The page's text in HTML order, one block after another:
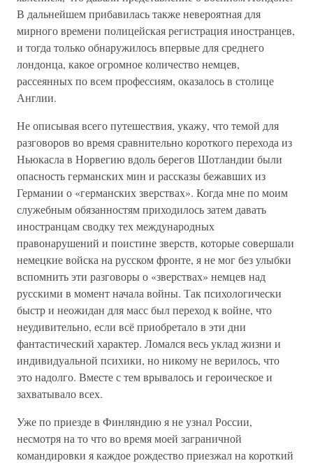
В дальнейшем прибавилась также невероятная для
мирного времени полицейская регистрация иностранцев,
и тогда только обнаружилось впервые для среднего
лондонца, какое огромное количество немцев,
рассеянных по всем профессиям, оказалось в столице
Англии.
Не описывая всего путешествия, укажу, что темой для
разговоров во время сравнительно короткого перехода из
Ньюкасла в Норвегию вдоль берегов Шотландии были
опасность германских мин и рассказы бежавших из
Германии о «германских зверствах». Когда мне по моим
служебным обязанностям приходилось затем давать
иностранцам сводку тех международных
правонарушений и поистине зверств, которые совершали
немецкие войска на русском фронте, я не мог без улыбки
вспомнить эти разговоры о «зверствах» немцев над
русскими в момент начала войны. Так психологически
быстр и неожидан для масс был переход к войне, что
неудивительно, если всё приобретало в эти дни
фантастический характер. Ломался весь уклад жизни и
индивидуальной психики, но никому не верилось, что
это надолго. Вместе с тем врывалось и героическое и
захватывало всех.
Уже по приезде в Финляндию я не узнал России,
несмотря на то что во время моей заграничной
командировки я каждое рождество приезжал на короткий